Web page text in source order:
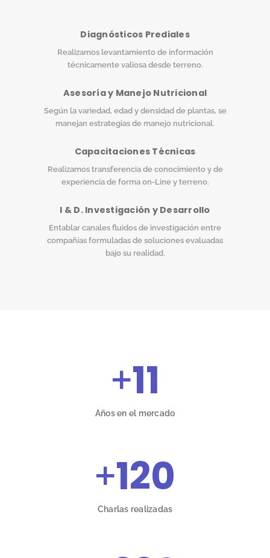
Diagnósticos Prediales
Realizamos levantamiento de información
técnicamente valiosa desde terreno.
Asesoría y Manejo Nutricional
Según la variedad, edad y densidad de plantas, se
manejan estrategias de manejo nutricional.
Capacitaciones Técnicas
Realizamos transferencia de conocimiento y de
experiencia de forma on-Line y terreno.
I & D. Investigación y Desarrollo
Entablar canales fluidos de investigación entre
compañías formuladas de soluciones evaluadas
bajo su realidad.
+11
Años en el mercado
+120
Charlas realizadas